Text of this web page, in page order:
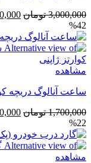
3,000,000 تومان
بود.
%42
مشاهده
ساعت آنالوگ دریچه
1,700,000 تومان
بود.
%22
مشاهده